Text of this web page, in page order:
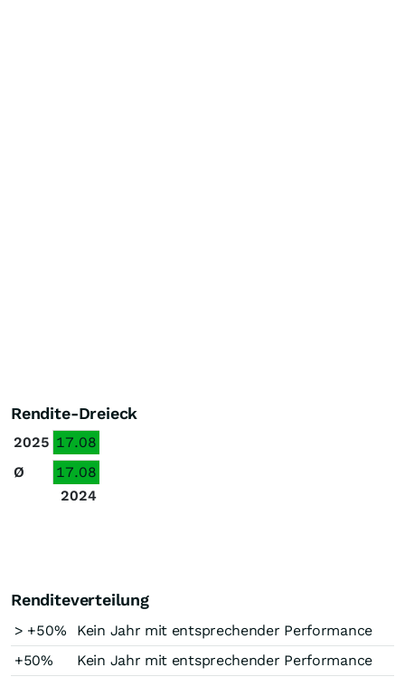
Rendite-Dreieck
2025 17.08
Ø
17.08
2024
Renditeverteilung
> +50%
Kein Jahr mit entsprechender Performance
+50%
Kein Jahr mit entsprechender Performance